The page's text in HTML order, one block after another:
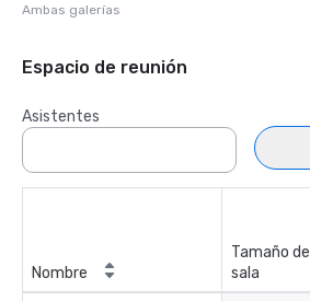
Ambas galerías
Espacio de reunión
Asistentes
Nombre
Tamaño de
sala